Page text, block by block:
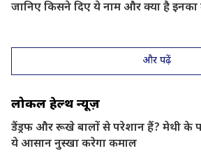
जानिए किसने दिए ये नाम और क्या है
और पढ़ें
लोकल हेल्थ न्यूज़
डैंड्रफ और रूखे बालों से परेशान हैं? मेथी के
ये आसान नुस्खा करेगा कमाल